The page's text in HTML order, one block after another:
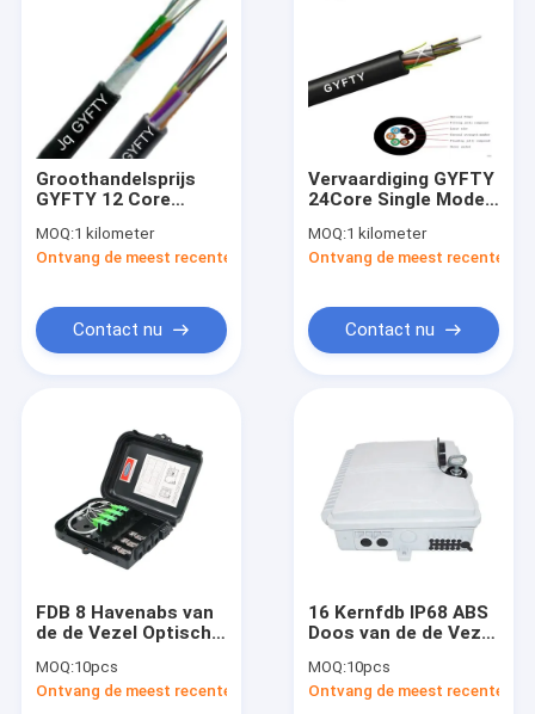
Producten
Video's
VR-show
Kwaliteitscontrole
Groothandelsprijs
GYFTY 12 Core
Aerial Fiber Optic
Cable Prijs Per Meter
MOQ:1 kilometer
Ontvang de meest recente Prijs
Contact nu
Vervaardiging GYFTY
24Core Single Mode
Cable GYFTY Prijs
per meter
MOQ:1 kilometer
Ontvang de meest recente
Contact nu
FDB 8 Havenabs van
de de Vezel Optische
Doos Eindplc
Splitsersdoos IP65
MOQ:10pcs
Ontvang de meest recente Prijs
16 Kernfdb IP68 ABS
Doos van de de Vezel
Distributie van PC
Gpon
MOQ:10pcs
Ontvang de meest recente